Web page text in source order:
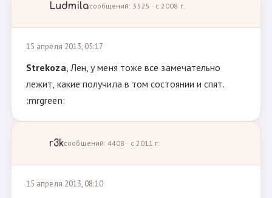
Ludmilaсообщений: 3525 · с 2008 г.
15 апреля 2013, 05:17
Strekoza, Лен, у меня тоже все замечательно
лежит, какие получила в том состоянии и спят.
:mrgreen:
r3kсообщений: 4408 · с 2011 г.
15 апреля 2013, 08:10